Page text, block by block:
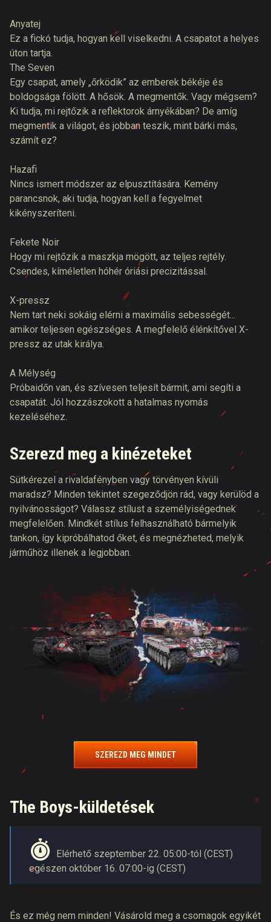
Anyatej
Ez a fickó tudja, hogyan kell viselkedni. A csapatot a helyes
úton tartja.
The Seven
Egy csapat, amely „őrködik” az emberek békéje és
boldogsága fölött. A hősök. A megmentők. Vagy mégsem?
Ki tudja, mi rejtőzik a reflektorok árnyékában? De amíg
megmentik a világot, és jobban teszik, mint bárki más,
számít ez?
Hazafi
Nincs ismert módszer az elpusztítására. Kemény
parancsnok, aki tudja, hogyan kell a fegyelmet
kikényszeríteni.
Fekete Noir
Hogy mi rejtőzik a maszkja mögött, az teljes rejtély.
Csendes, kíméletlen hóhér óriási precizitással.
X-pressz
Nem tart neki sokáig elérni a maximális sebességét...
amikor teljesen egészséges. A megfelelő élénkítővel X-
pressz az utak királya.
A Mélység
Próbaidőn van, és szívesen teljesít bármit, ami segíti a
csapatát. Jól hozzászokott a hatalmas nyomás
kezeléséhez.
Szerezd meg a kinézeteket
Sütkérezel a rivaldafényben vagy törvényen kívüli
maradsz? Minden tekintet szegeződjön rád, vagy kerülöd a
nyilvánosságot? Válassz stílust a személyiségednek
megfelelően. Mindkét stílus felhasználható bármelyik
tankon, így kipróbálhatod őket, és megnézheted, melyik
járműhöz illenek a legjobban.
SZEREZD MEG MINDET
The Boys-küldetések
Elérhető szeptember 22. 05:00-tól (CEST)
egészen október 16. 07:00-ig (CEST)
És ez még nem minden! Vásárold meg a csomagok egyikét